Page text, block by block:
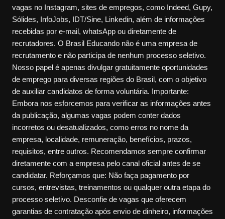
vagas no Instagram, sites de empregos, como Indeed, Gupy,
Sólides, InfoJobs, IDT/Sine, Linkedin, além de informações
recebidas por e-mail, whatsApp ou diretamente de
recrutadores. O Brasil Educando não é uma empresa de
recrutamento e não participa de nenhum processo seletivo.
Nosso papel é apenas divulgar gratuitamente oportunidades
de emprego para diversas regiões do Brasil, com o objetivo
de auxiliar candidatos de forma voluntária. Importante:
Embora nos esforcemos para verificar as informações antes
da publicação, algumas vagas podem conter dados
incorretos ou desatualizados, como erros no nome da
empresa, localidade, remuneração, benefícios, prazos,
requisitos, entre outros. Recomendamos sempre confirmar
diretamente com a empresa pelo canal oficial antes de se
candidatar. Reforçamos que: Não faça pagamento por
cursos, entrevistas, treinamentos ou qualquer outra etapa do
processo seletivo. Desconfie de vagas que oferecem
garantias de contratação após envio de dinheiro, informações